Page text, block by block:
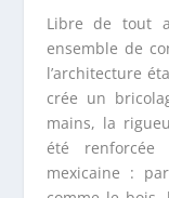
Libre de tout
ensemble de
l’architecture
crée un
mains, la
été renforcée
mexicaine :